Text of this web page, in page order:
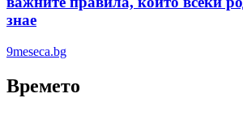
знае
9meseca.bg
Времето